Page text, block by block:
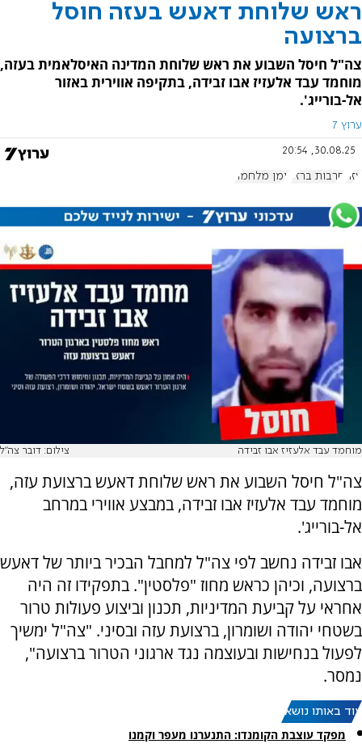
ראש שלוחת דאעש בעזה חוסל
ברצועה
צה"ל חיסל השבוע את ראש שלוחת המדינה האיסלאמית בעזה,
מוחמד עבד אלעזיז אבו זבידה, בתקיפה אווירית באזור
אל-בורייג'.
ערוץ 7
30.08.25, 20:54
עזה חרבות ברזל יומן מלחמה
מוחמד עבד אלעזיז אבו זבידה צילום: דובר צה"ל
צה"ל חיסל השבוע את ראש שלוחת דאעש ברצועת עזה,
מוחמד עבד אלעזיז אבו זבידה, במבצע אווירי במרחב
אל-בורייג'.
אבו זבידה נחשב לפי צה"ל למחבל הבכיר ביותר של דאעש
ברצועה, וכיהן כראש מחוז "פלסטין". בתפקידו זה היה
אחראי על קביעת המדיניות, תכנון וביצוע פעולות טרור
בשטחי יהודה ושומרון, ברצועת עזה ובסיני. "צה"ל ימשיך
לפעול בנחישות ובעוצמה נגד ארגוני הטרור ברצועה",
נמסר.
עוד באותו נושא:
מפקד עוצבת הקומנדו: התנערנו מעפר וקמנו